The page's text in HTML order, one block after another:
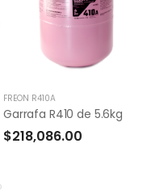
FREON R410A
Garrafa R410 de 5.6kg
$218,086.00